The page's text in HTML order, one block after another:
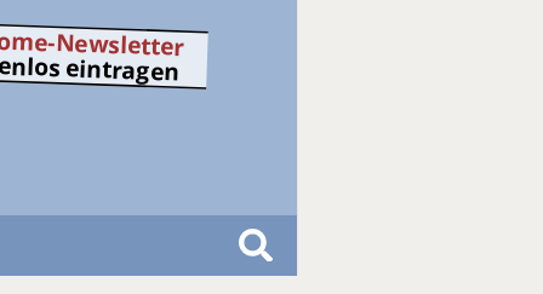
Newsletter
eintragen
S